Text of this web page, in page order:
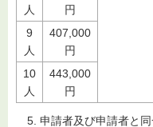
人
円
9
人
407,000
円
10
人
443,000
円
5. 申請者及び申請者と